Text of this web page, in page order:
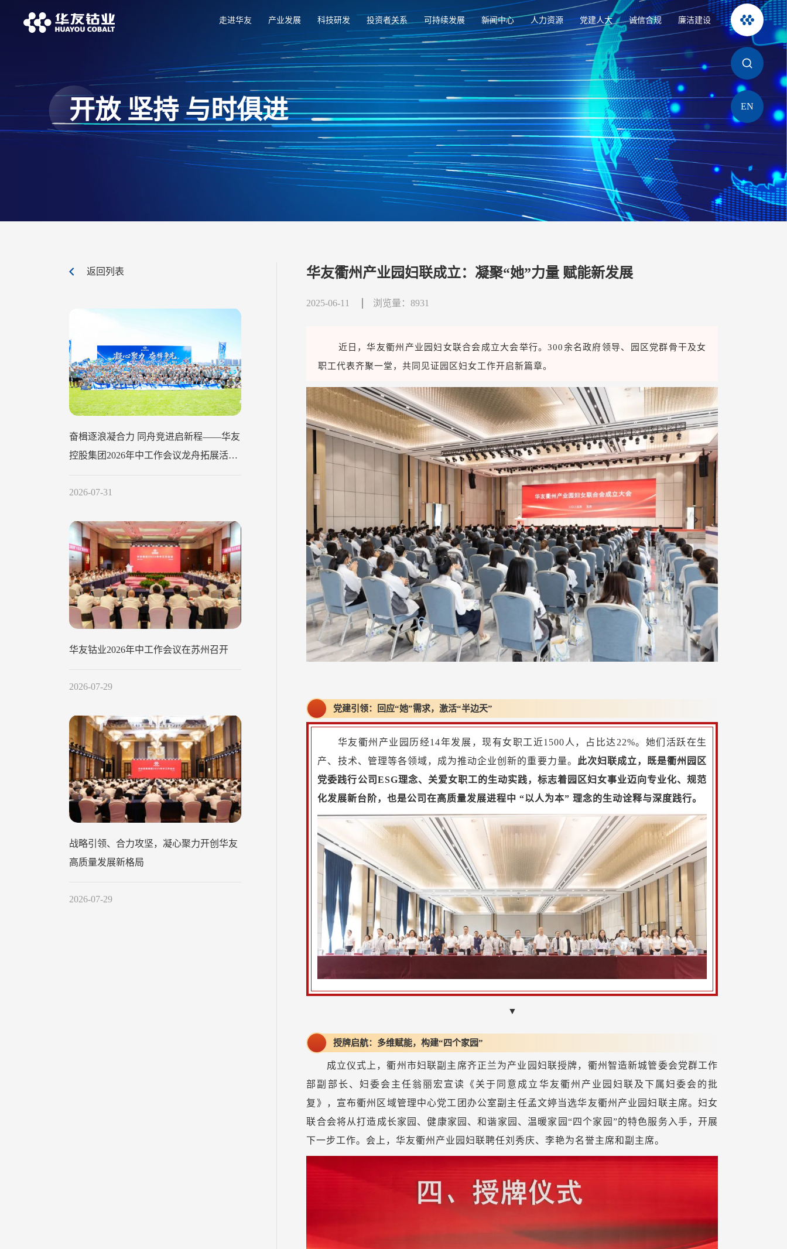
走进华友 产业发展 科技研发 投资者关系 可持续发展 新闻中心 人力资源 党建人大 诚信合规 廉洁建设
EN
开放 坚持 与时俱进
返回列表
奋楫逐浪凝合力 同舟竞进启新程——华友
控股集团2026年中工作会议龙舟拓展活动
2026-07-31
华友钴业2026年中工作会议在苏州召开
2026-07-29
战略引领、合力攻坚，凝心聚力开创华友
高质量发展新格局
2026-07-29
华友衢州产业园妇联成立：凝聚“她”力量 赋能新发展
2025-06-11 浏览量：8931
近日，华友衢州产业园妇女联合会成立大会举行。300余名政府领导、园区党群骨干及女
职工代表齐聚一堂，共同见证园区妇女工作开启新篇章。
党建引领：回应“她”需求，激活“半边天”
华友衢州产业园历经14年发展，现有女职工近1500人，占比达22%。她们活跃在生
产、技术、管理等各领域，成为推动企业创新的重要力量。
此次妇联成立，既是衢州园区
党委践行公司ESG理念、关爱女职工的生动实践，标志着园区妇女事业迈向专业化、规范
化发展新台阶，也是公司在高质量发展进程中 “以人为本” 理念的生动诠释与深度践行。
▼
授牌启航：多维赋能，构建“四个家园”
成立仪式上，衢州市妇联副主席齐正兰为产业园妇联授牌，衢州智造新城管委会党群工作
部副部长、妇委会主任翁丽宏宣读《关于同意成立华友衢州产业园妇联及下属妇委会的批
复》，宣布衢州区域管理中心党工团办公室副主任孟文婷当选华友衢州产业园妇联主席。妇女
联合会将从打造成长家园、健康家园、和谐家园、温暖家园“四个家园”的特色服务入手，开展
下一步工作。会上，华友衢州产业园妇联聘任刘秀庆、李艳为名誉主席和副主席。